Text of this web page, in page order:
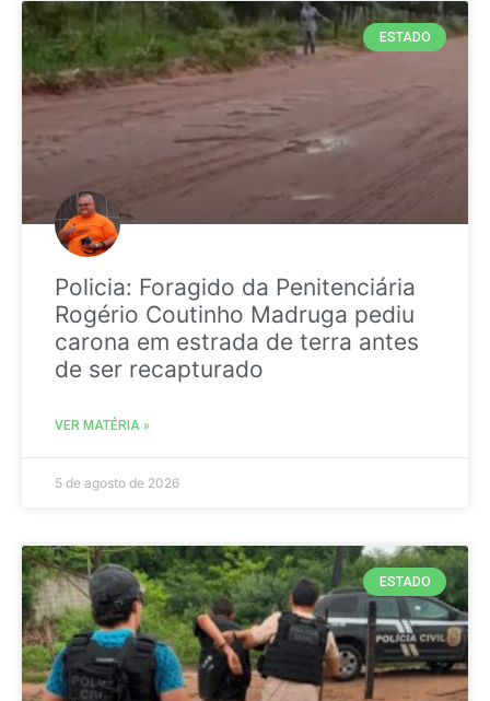
ESTADO
Policia: Foragido da Penitenciária
Rogério Coutinho Madruga pediu
carona em estrada de terra antes
de ser recapturado
VER MATÉRIA »
5 de agosto de 2026
ESTADO